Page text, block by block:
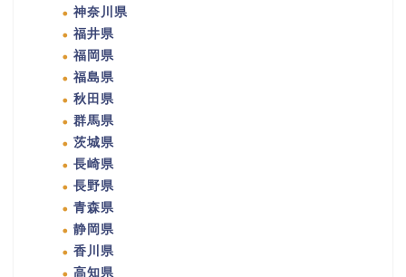
神奈川県
福井県
福岡県
福島県
秋田県
群馬県
茨城県
長崎県
長野県
青森県
静岡県
香川県
高知県